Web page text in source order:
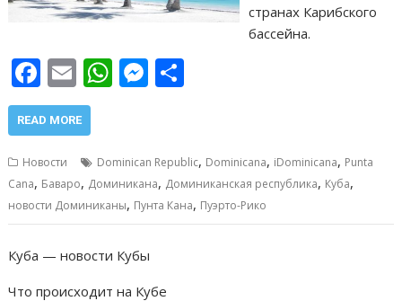
странах Карибского
бассейна.
F
ac
e
b
o
o
E
m
ai
l
W
h
s
A
p
p
M
e
e
n
g
er
р
а
в
READ MORE
Новости Dominican Republic, Dominicana, iDominicana, Punta
Cana, Баваро, Доминикана, Доминиканская республика, Куба,
новости Доминиканы, Пунта Кана, Пуэрто-Рико
Куба — новости Кубы
Что происходит на Кубе